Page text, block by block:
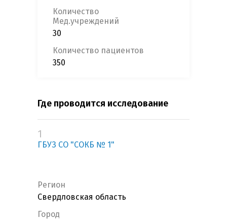
Количество
Мед.учреждений
30
Количество пациентов
350
Где проводится исследование
1
ГБУЗ СО "СОКБ № 1"
Регион
Свердловская область
Город